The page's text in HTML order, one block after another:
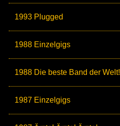
1993 Plugged
1988 Einzelgigs
1988 Die beste Band der Welt!
1987 Einzelgigs